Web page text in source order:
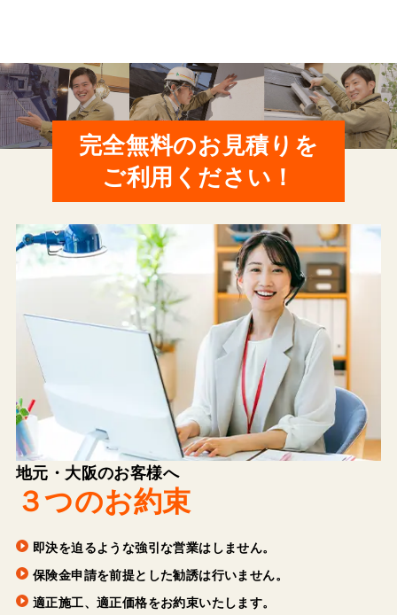
完全無料のお見積りを
ご利用ください！
地元・大阪のお客様へ
３つのお約束
即決を迫るような強引な営業はしません。
保険金申請を前提とした勧誘は行いません。
適正施工、適正価格をお約束いたします。